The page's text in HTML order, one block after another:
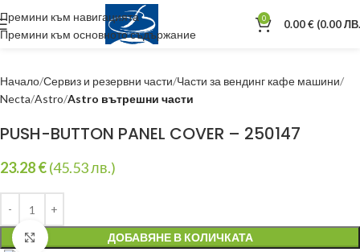
Премини към навигацията
Премини към основното съдържание
0 0.00€ (0.00
Начало Сервиз и резервни части Части за вендинг кафе машини
Necta Astro Astro вътрешни части
Уголеми
PUSH-BUTTON PANEL COVER – 250147
23.28€(45.53 лв.)
ДОБАВЯНЕ В КОЛИЧКАТА